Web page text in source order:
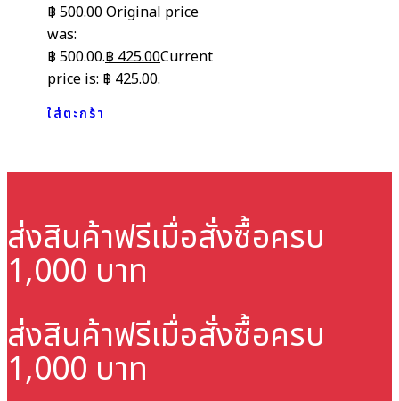
฿500.00Original price
was:
฿ 500.00.฿ 425.00Current
price is: ฿ 425.00.
ใส่ตะกร้า
ส่งสินค้าฟรีเมื่อสั่งซื้อครบ
1,000 บาท
ส่งสินค้าฟรีเมื่อสั่งซื้อครบ
1,000 บาท